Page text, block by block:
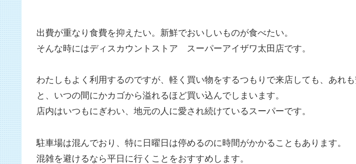
出費が重なり食費を抑えたい。新鮮でおいしいものが食べたい。
そんな時にはディスカウントストア スーパーアイザワ太田店です。
わたしもよく利用するのですが、軽く買い物をするつもりで来店しても、あれ
と、いつの間にかカゴから溢れるほど買い込んでしまいます。
店内はいつもにぎわい、地元の人に愛され続けているスーパーです。
駐車場は混んでおり、特に日曜日は停めるのに時間がかかることもあります。
混雑を避けるなら平日に行くことをおすすめします。